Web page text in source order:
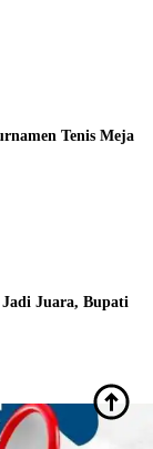
Tenis Meja
Juara, Bupati